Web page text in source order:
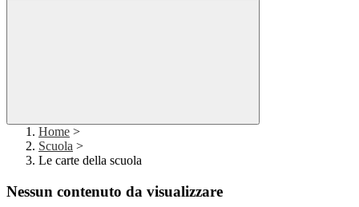
Home >
Scuola >
Le carte della scuola
Nessun contenuto da visualizzare